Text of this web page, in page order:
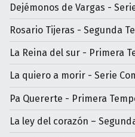
Dejémonos de Vargas -
Rosario Tijeras - Segunda
La Reina del sur - Primera
La quiero a morir - Serie
Pa Quererte - Primera
La ley del corazón –